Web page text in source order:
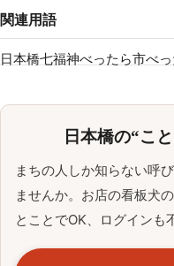
関連用語
日本橋七福神べったら市べ
日本橋の“こ
まちの人しか知らない呼
ませんか。お店の看板犬
とことでOK、ログインも